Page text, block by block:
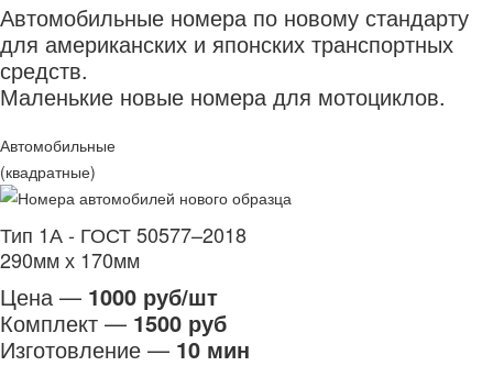
Автомобильные номера по новому стандарту
для американских и японских транспортных
средств.
Маленькие новые номера для мотоциклов.
Автомобильные
(квадратные)
Тип 1А - ГОСТ 50577–2018
290мм х 170мм
Цена — 1000 руб/шт
Комплект — 1500 руб
Изготовление — 10 мин